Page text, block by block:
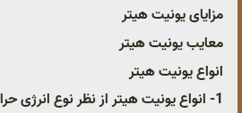
مزایای یونیت هیتر
معایب یونیت هیتر
انواع یونیت هیتر
1- انواع یونیت هیتر از نظر نوع انرژی حرارتی